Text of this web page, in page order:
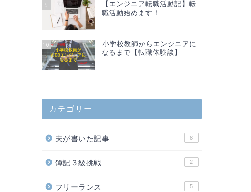
9
【エンジニア転職活動記】転
職活動始めます！
10
小学校教師からエンジニアに
なるまで【転職体験談】
カテゴリー
夫が書いた記事 8
簿記３級挑戦 2
フリーランス 5